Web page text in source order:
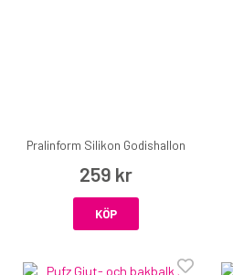
Pralinform Silikon Godishallon
259 kr
KÖP